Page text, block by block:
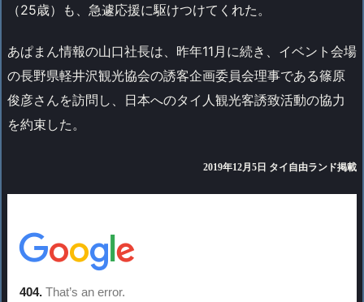
（25歳）も、急遽応援に駆けつけてくれた。
あぱまん情報の山口社長は、昨年11月に続き、イベント会場
の長野県軽井沢観光協会の誘客企画委員会理事である篠原
俊彦さんを訪問し、日本へのタイ人観光客誘致活動の協力
を約束した。
2019年12月5日 タイ自由ランド掲載